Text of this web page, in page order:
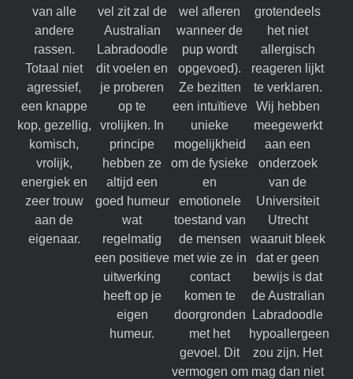
van alle
andere
rassen.
Totaal niet
agressief,
een knappe
kop, gezellig,
komisch,
vrolijk,
energiek en
zeer trouw
aan de
eigenaar.
vel zit zal de
Australian
Labradoodle
dit voelen en
je proberen
op te
vrolijken. In
principe
hebben ze
altijd een
goed humeur
wat
regelmatig
een positieve
uitwerking
heeft op je
eigen
humeur.
wel afleren
wanneer de
pup wordt
opgevoed).
Ze bezitten
een intuïtieve
unieke
mogelijkheid
om de fysieke
en
emotionele
toestand van
de mensen
met wie ze in
contact
komen te
doorgronden
met het
gevoel. Dit
vermogen om
grotendeels
het niet
allergisch
reageren lijkt
te verklaren.
Wij hebben
meegewerkt
aan een
onderzoek
van de
Universiteit
Utrecht
waaruit bleek
dat er geen
bewijs is dat
de Australian
Labradoodle
hypoallergeen
zou zijn. Het
mag dan niet